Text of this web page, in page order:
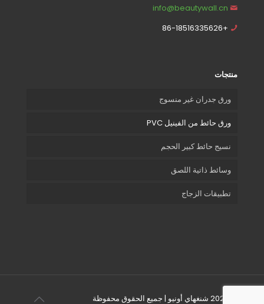
info@beautywall.cn
+86-18516335626
منتجات
ورق جدران غير منسوج
ورق حائط من الفينيل PVC
نسيج حائط كبير الحجم
وسائط ذاتية اللصق
تطبيقات الزجاج